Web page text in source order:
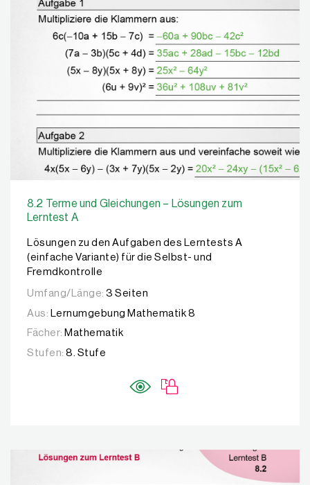
8.2 Terme und Gleichungen – Lösungen zum
Lerntest A
Lösungen zu den Aufgaben des Lerntests A
(einfache Variante) für die Selbst- und
Fremdkontrolle
Umfang/Länge: 3 Seiten
Aus:
Lernumgebung Mathematik 8
Fächer: Mathematik
Stufen: 8. Stufe